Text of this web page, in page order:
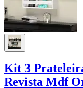
Kit 3
Revista Mdf